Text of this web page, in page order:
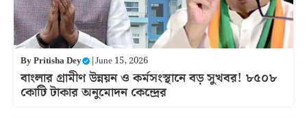
ByPritisha Dey |June 15, 2026
বাংলার গ্রামীণ উন্নয়ন ও কর্মসংস্থানে বড় সুখবর! ৮৫০৮
কোটি টাকার অনুমোদন কেন্দ্রের